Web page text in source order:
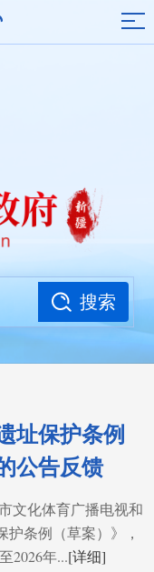
搜索
址保护条例
公告反馈
文化体育广播电视和
条例（草案）》，
2026年...[详细]